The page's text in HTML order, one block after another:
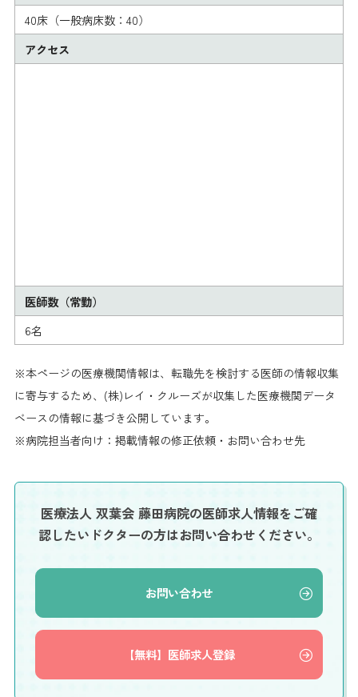
40床（一般病床数：40）
アクセス
医師数（常勤）
6名
※本ページの医療機関情報は、転職先を検討する医師の情報収集
に寄与するため、(株)レイ・クルーズが収集した医療機関データ
ベースの情報に基づき公開しています。
※病院担当者向け：掲載情報の修正依頼・お問い合わせ先
医療法人 双葉会 藤田病院の医師求人情報をご確
認したいドクターの方はお問い合わせください。
お問い合わせ
【無料】医師求人登録